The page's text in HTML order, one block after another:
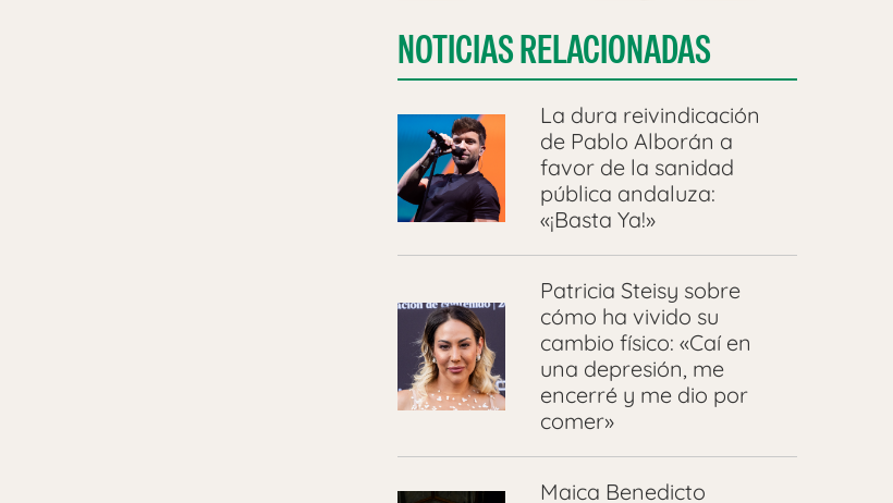
NOTICIAS RELACIONADAS
La dura reivindicación
de Pablo Alborán a
favor de la sanidad
pública andaluza:
«¡Basta Ya!»
Patricia Steisy sobre
cómo ha vivido su
cambio físico: «Caí en
una depresión, me
encerré y me dio por
comer»
Maica Benedicto